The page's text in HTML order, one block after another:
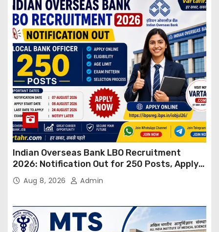
Indian Overseas Bank LBO Recruitment
2026: Notification Out for 250 Posts, Apply
OnlineAug 8, 2026 Admin